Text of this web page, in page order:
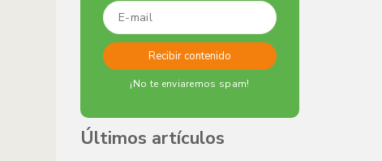
¡No te enviaremos spam!
Últimos artículos